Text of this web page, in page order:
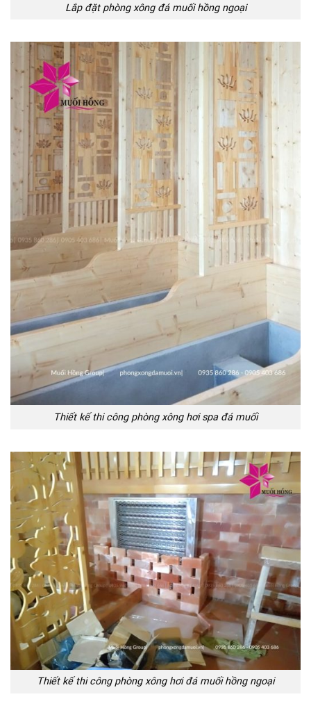
Lắp đặt phòng xông đá muối hồng ngoại
Thiết kế thi công phòng xông hơi spa đá muối
Thiết kế thi công phòng xông hơi đá muối hồng ngoại